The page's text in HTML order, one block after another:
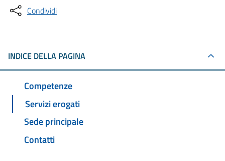
Condividi
INDICE DELLA PAGINA
Competenze
Servizi erogati
Sede principale
Contatti